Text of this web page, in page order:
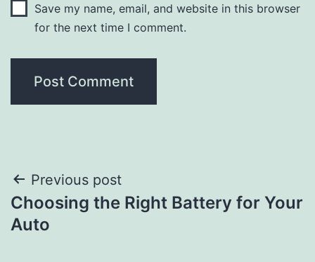
Save my name, email, and website in this browser
for the next time I comment.
Post
navigation
Previous post
Choosing the Right Battery for Your
Auto